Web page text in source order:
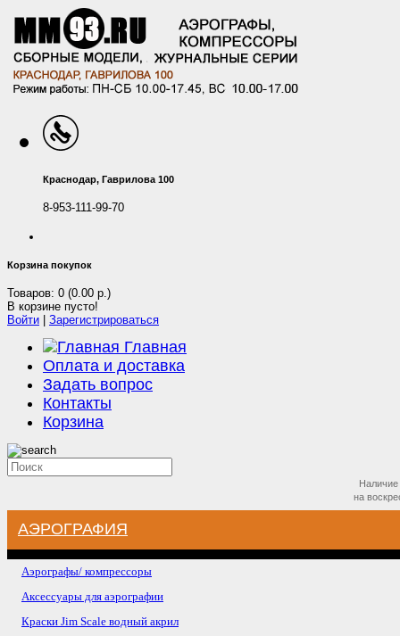
Краснодар, Гаврилова 100
8-953-111-99-70
Корзина покупок
Товаров: 0 (0.00 р.)
В корзине пусто!
Войти
Зарегистрироваться
Главная
Оплата и доставка
Задать вопрос
Контакты
Корзина
Наличие
на
АЭРОГРАФИЯ
Аэрографы/ компрессоры
Аксессуары для аэрографии
Краски Jim Scale водный акрил